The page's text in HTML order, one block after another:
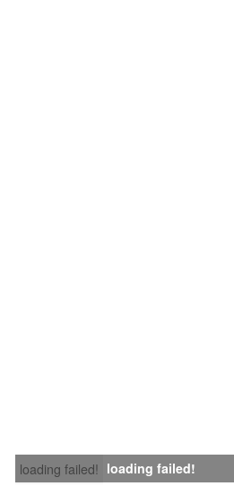
loading failed! loading failed!